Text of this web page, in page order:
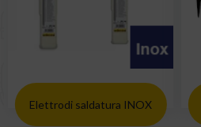
Elettrodi saldatura INOX